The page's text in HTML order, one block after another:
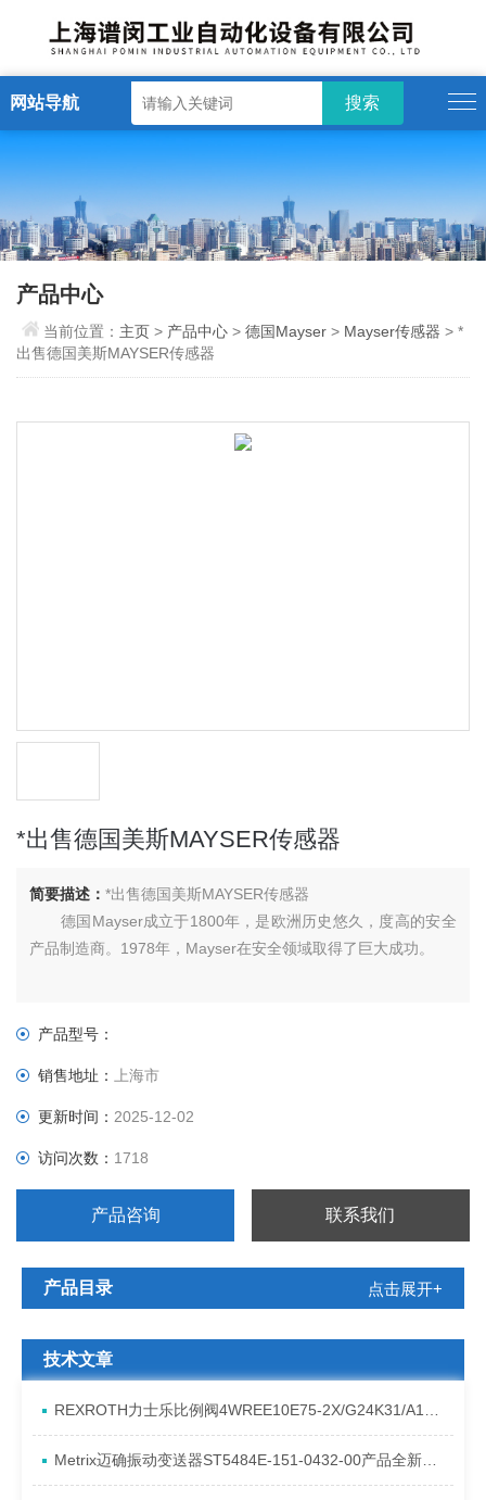
网站导航
产品中心
当前位置： 主页> 产品中心 >德国Mayser > Mayser传感器 > *
出售德国美斯MAYSER传感器
*出售德国美斯MAYSER传感器
简要描述：*出售德国美斯MAYSER传感器
德国Mayser成立于1800年，是欧洲历史悠久，度高的安全
产品制造商。1978年，Mayser在安全领域取得了巨大成功。
产品型号：
销售地址：上海市
更新时间：2025-12-02
访问次数： 1718
产品咨询 联系我们
产品目录 点击展开+
技术文章
REXROTH力士乐比例阀4WREE10E75-2X/G24K31/A1V原厂发货资料
Metrix迈确振动变送器ST5484E-151-0432-00产品全新介绍